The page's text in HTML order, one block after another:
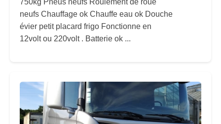
750kg Pneus neufs Roulement de roue
neufs Chauffage ok Chauffe eau ok Douche
évier petit placard frigo Fonctionne en
12volt ou 220volt . Batterie ok ...